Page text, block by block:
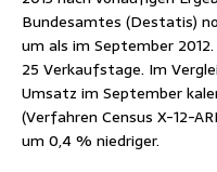
Bundesamtes (Destatis)
um als im September
25 Verkaufstage. Im
Umsatz im September
(Verfahren Census X-12-
um 0,4 % niedriger.